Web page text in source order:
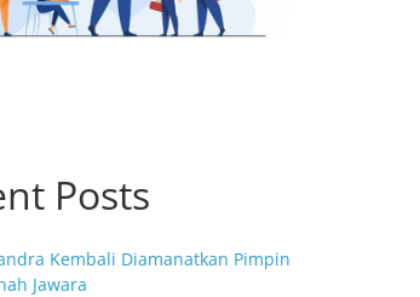
Posts
Kembali Diamanatkan Pimpin
Jawara